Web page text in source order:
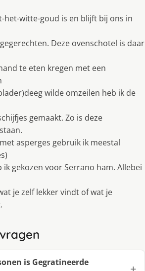
het-witte-goud is en blijft bij ons in
Deze ovenschotel is daar
te eten kregen met een
wilde omzeilen heb ik de
gemaakt. Zo is deze
asperges gebruik ik meestal
ik gekozen voor Serrano ham. Allebei
je zelf lekker vindt of wat je
is Gegratineerde